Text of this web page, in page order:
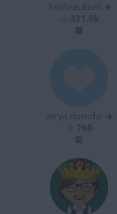
XxxReaLBurK
zerya.duendar